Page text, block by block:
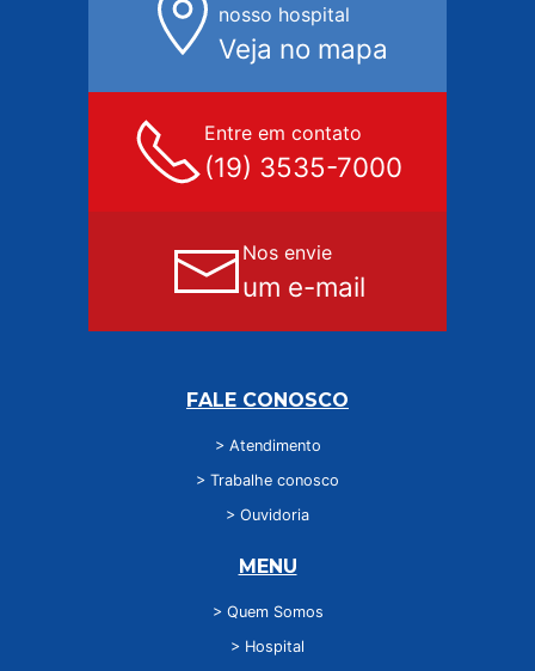
nosso hospital
Veja no mapa
Entre em contato
(19) 3535-7000
Nos envie
um e-mail
FALE CONOSCO
> Atendimento
> Trabalhe conosco
> Ouvidoria
MENU
> Quem Somos
> Hospital